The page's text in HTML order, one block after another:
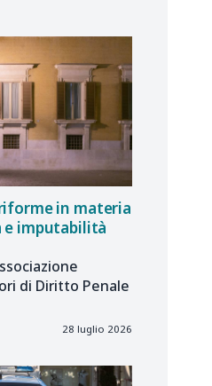
in materia
imputabilità
di Diritto Penale
28 luglio 2026